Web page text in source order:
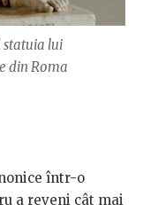
statuia lui
din Roma
într-o
a reveni cât mai